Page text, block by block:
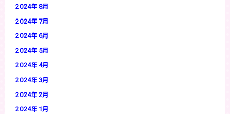
2024年8月
2024年7月
2024年6月
2024年5月
2024年4月
2024年3月
2024年2月
2024年1月